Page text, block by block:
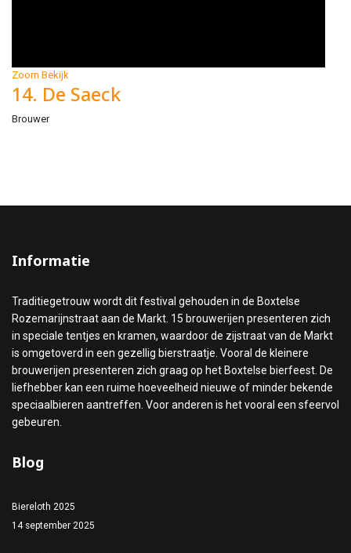
Zoom Bekijk
14. De Saeck
Brouwer
Informatie
Traditiegetrouw wordt dit festival gehouden in de Boxtelse
Rozemarijnstraat aan de Markt. 15 brouwerijen presenteren zich
in speciale tentjes en kramen, waardoor de zijstraat van de Markt
is omgetoverd in een gezellig bierstraatje. Vooral de kleinere
brouwerijen presenteren zich graag op het Boxtelse bierfeest. De
liefhebber kan een ruime hoeveelheid nieuwe of minder bekende
speciaalbieren aantreffen. Voor anderen is het vooral een sfeervol
gebeuren.
Blog
Biereloth 2025
14 september 2025